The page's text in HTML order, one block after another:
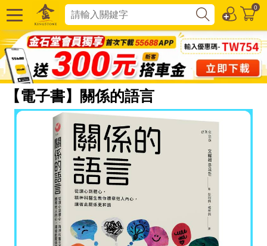
0
【電子書】關係的語言